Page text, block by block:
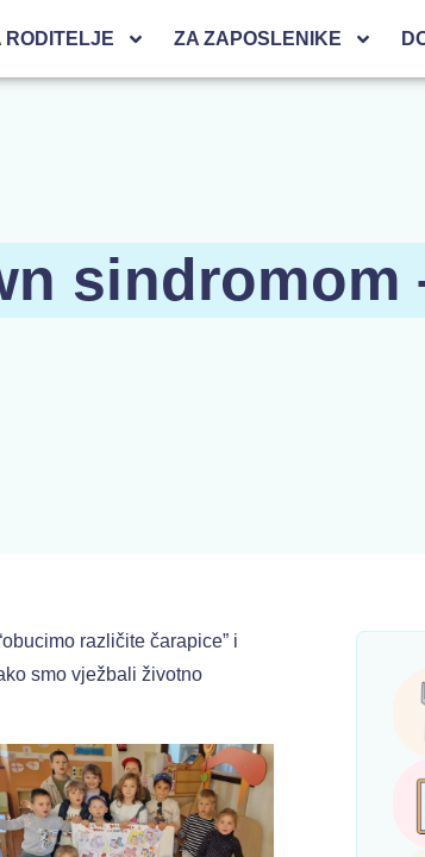
RODITELJE ZA ZAPOSLENIKE
sindromom
različite čarapice” i
smo vježbali životno